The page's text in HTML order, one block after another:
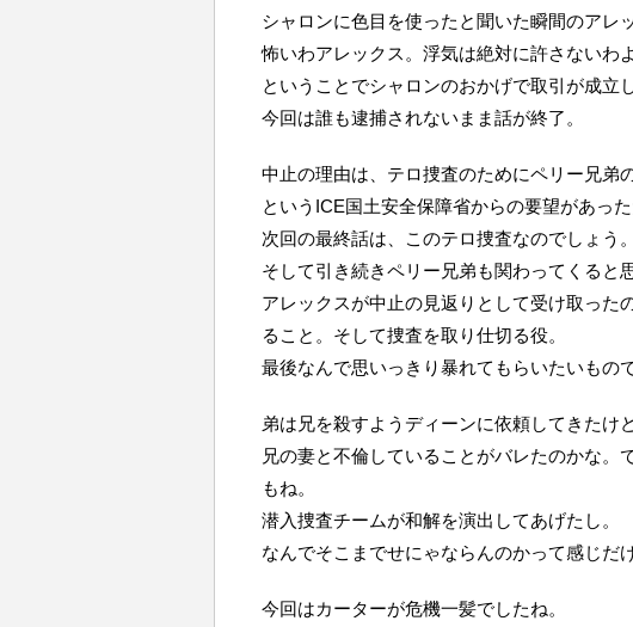
シャロンに色目を使ったと聞いた瞬間のアレ
怖いわアレックス。浮気は絶対に許さないわ
ということでシャロンのおかげで取引が成立
今回は誰も逮捕されないまま話が終了。
中止の理由は、テロ捜査のためにペリー兄弟
というICE国土安全保障省からの要望があった
次回の最終話は、このテロ捜査なのでしょう。
そして引き続きペリー兄弟も関わってくると
アレックスが中止の見返りとして受け取った
ること。そして捜査を取り仕切る役。
最後なんで思いっきり暴れてもらいたいもの
弟は兄を殺すようディーンに依頼してきたけ
兄の妻と不倫していることがバレたのかな。
もね。
潜入捜査チームが和解を演出してあげたし。
なんでそこまでせにゃならんのかって感じだけ
今回はカーターが危機一髪でしたね。